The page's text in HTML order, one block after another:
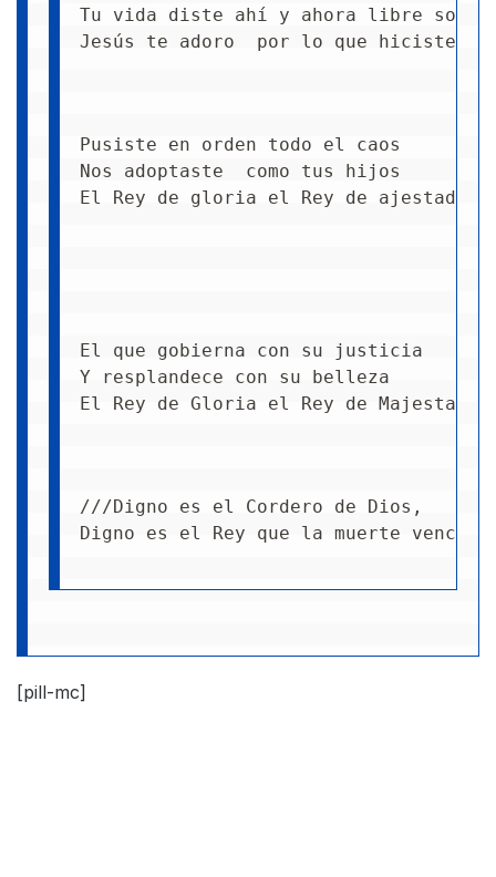
Tu vida diste ahí y ahora libre soy
Jesús te adoro  por lo que hiciste en
Pusiste en orden todo el caos
Nos adoptaste  como tus hijos
El Rey de gloria el Rey de ajestad
El que gobierna con su justicia
Y resplandece con su belleza
El Rey de Gloria el Rey de Majestad
///Digno es el Cordero de Dios,
Digno es el Rey que la muerte
[pill-mc]